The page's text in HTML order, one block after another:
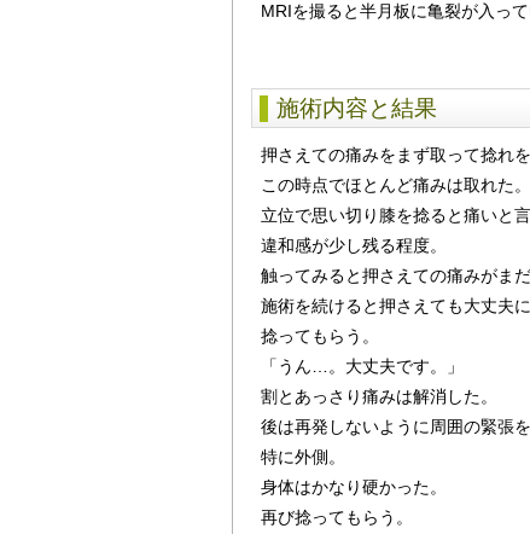
MRIを撮ると半月板に亀裂が入って
施術内容と結果
押さえての痛みをまず取って捻れを
この時点でほとんど痛みは取れた。
立位で思い切り膝を捻ると痛いと
違和感が少し残る程度。
触ってみると押さえての痛みがま
施術を続けると押さえても大丈夫に
捻ってもらう。
「うん…。大丈夫です。」
割とあっさり痛みは解消した。
後は再発しないように周囲の緊張を
特に外側。
身体はかなり硬かった。
再び捻ってもらう。